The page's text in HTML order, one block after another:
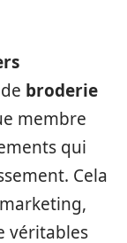
broderie
membre
qui
Cela
véritables